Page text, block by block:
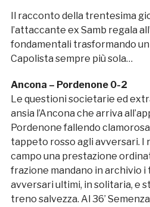
Il racconto della trentesima
l’attaccante ex Samb regala
fondamentali trasformando
Capolista sempre più sola…
Ancona – Pordenone 0-2
Le questioni societarie ed
ansia l’Ancona che arriva
Pordenone fallendo
tappeto rosso agli avversari. I
campo una prestazione
frazione mandano in archivio i
avversari ultimi, in solitaria, e
treno salvezza. Al 36’